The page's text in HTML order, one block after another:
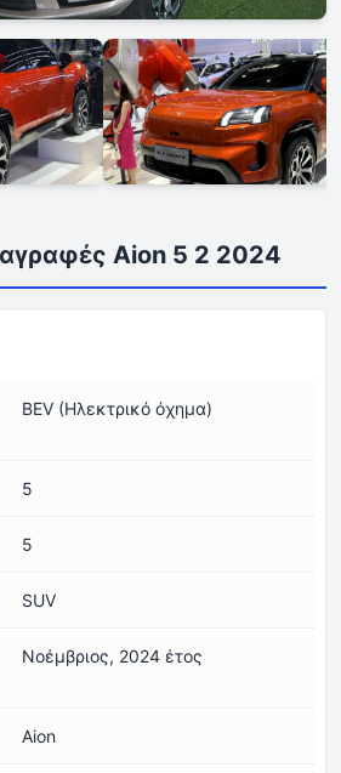
Aion 5 2 2024
BEV (Ηλεκτρικό όχημα)
5
5
SUV
Νοέμβριος, 2024 έτος
Aion